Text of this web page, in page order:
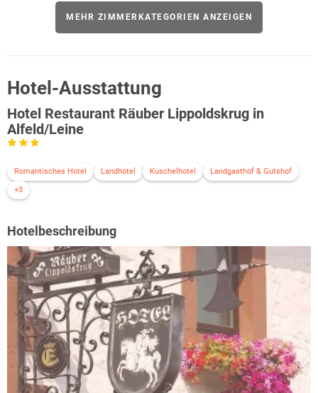
MEHR ZIMMERKATEGORIEN ANZEIGEN
Hotel-Ausstattung
Hotel Restaurant Räuber Lippoldskrug in
Alfeld/Leine
Romantisches Hotel Landhotel Kuschelhotel
Landgasthof & Gutshof
+3
Hotelbeschreibung